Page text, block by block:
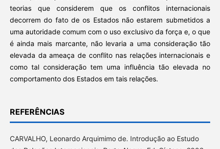
teorias que considerem que os conflitos internacionais
decorrem do fato de os Estados não estarem submetidos a
uma autoridade comum com o uso exclusivo da força e, o que
é ainda mais marcante, não levaria a uma consideração tão
elevada da ameaça de conflito nas relações internacionais e
como tal consideração tem uma influência tão elevada no
comportamento dos Estados em tais relações.
REFERÊNCIAS
CARVALHO, Leonardo Arquimimo de. Introdução ao Estudo